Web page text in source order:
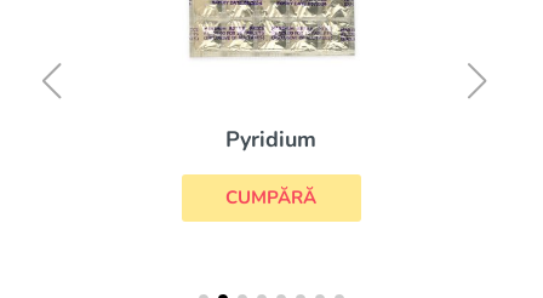
Pyridium
CUMPĂRĂ